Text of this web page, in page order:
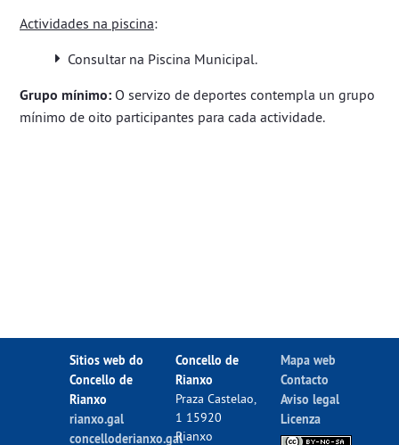
Actividades na piscina:
Consultar na Piscina Municipal.
Grupo mínimo: O servizo de deportes contempla un grupo
mínimo de oito participantes para cada actividade.
Sitios web do
Concello de
Rianxo
rianxo.gal
concelloderianxo.gal
Concello de
Rianxo
Praza Castelao,
1 15920
Rianxo
Mapa web
Contacto
Aviso legal
Licenza